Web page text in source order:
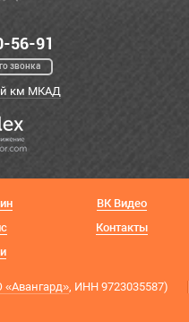
56-91
звонка
й км МКАД
ВК Видео
Контакты
, ИНН 9723035587)